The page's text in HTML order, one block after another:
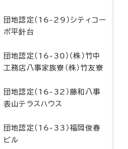
団地認定（16-29）シティコー
ポ平針台
団地認定（16-30）（株）竹中
工務店八事家族寮（株）竹友寮
団地認定（16-32）藤和八事
表山テラスハウス
団地認定（16-33）福岡俊春
ビル